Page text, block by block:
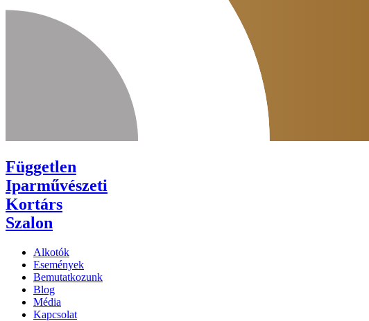
Független
Iparművészeti
Kortárs
Szalon
Alkotók
Események
Bemutatkozunk
Blog
Média
Kapcsolat